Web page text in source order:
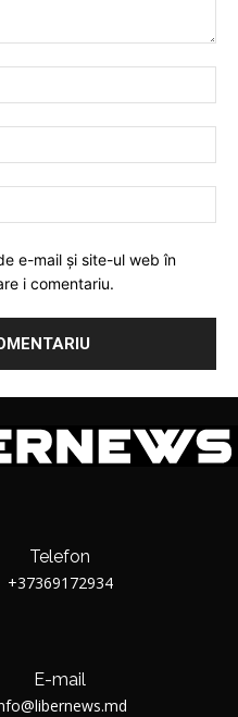
e-mail și site-ul web în
i comentariu.
Telefon
+37369172934
E-mail